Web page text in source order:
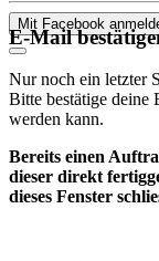
Mit Facebook
E-Mail
Nur noch ein letzter
Bitte bestätige deine
werden kann.
Bereits einen
dieser direkt
dieses Fenster